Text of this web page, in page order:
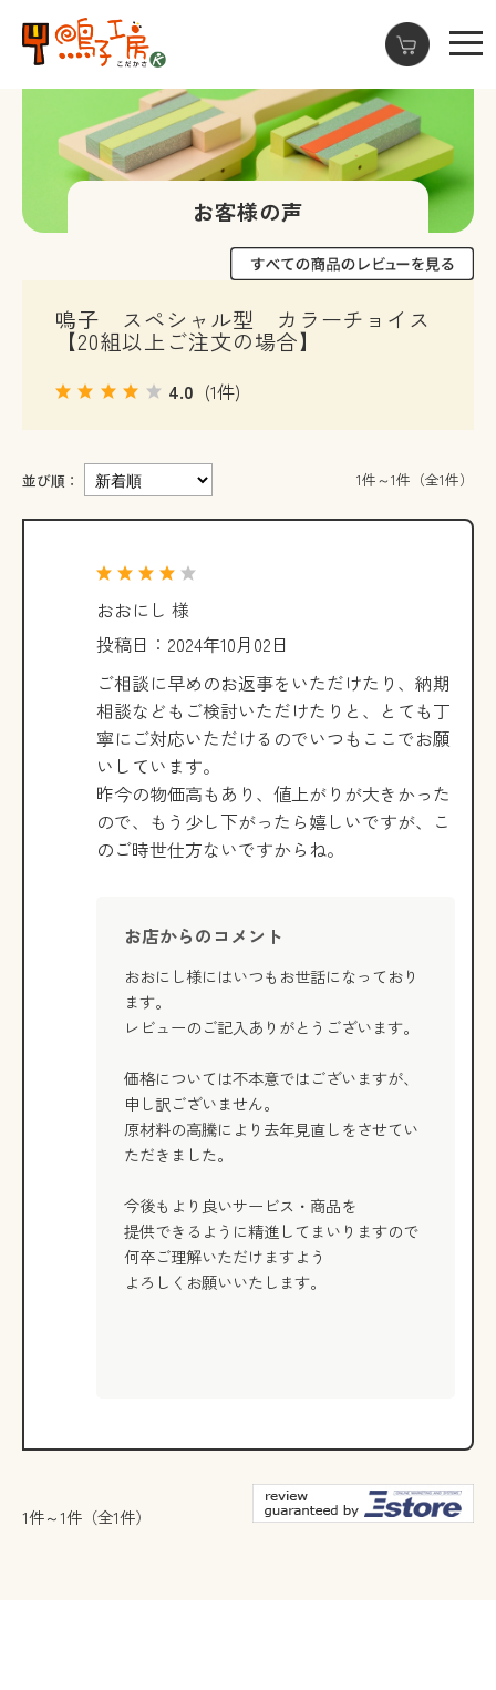
お客様の声
鳴子 スペシャル型 カラーチョイス
【20組以上ご注文の場合】
4.0 (1件)
1件～1件（全1件）
並び順：
おおにし 様
投稿日：2024年10月02日
ご相談に早めのお返事をいただけたり、納期
相談などもご検討いただけたりと、とても丁
寧にご対応いただけるのでいつもここでお願
いしています。
昨今の物価高もあり、値上がりが大きかった
ので、もう少し下がったら嬉しいですが、こ
のご時世仕方ないですからね。
お店からのコメント
おおにし様にはいつもお世話になっており
ます。
レビューのご記入ありがとうございます。
価格については不本意ではございますが、
申し訳ございません。
原材料の高騰により去年見直しをさせてい
ただきました。
今後もより良いサービス・商品を
提供できるように精進してまいりますので
何卒ご理解いただけますよう
よろしくお願いいたします。
1件～1件（全1件）